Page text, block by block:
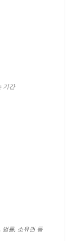
기간
법률, 소유권 등